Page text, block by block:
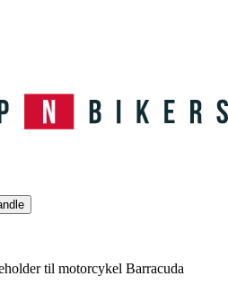
til motorcykel Barracuda